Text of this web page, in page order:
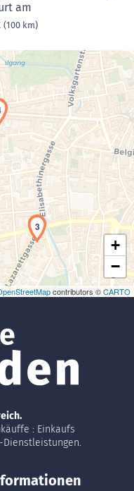
am
(100 km)
3
+
−
contributors ©CARTO
: Einkaufs